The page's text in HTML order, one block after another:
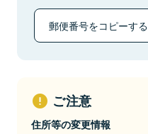
郵便番号をコピーする
ご注意
住所等の変更情報